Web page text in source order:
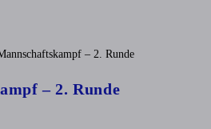
– 2. Runde